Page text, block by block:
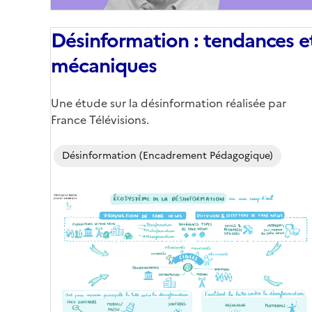
Désinformation : tendances
mécaniques
Corps
Une étude sur la désinformation réalisée par
France Télévisions.
Désinformation (encadrement Pédagogique)
Image
de
couverture
(conseillée)